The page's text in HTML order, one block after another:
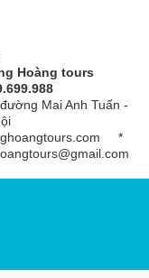
Hoàng tours
Mai Anh Tuấn -
*